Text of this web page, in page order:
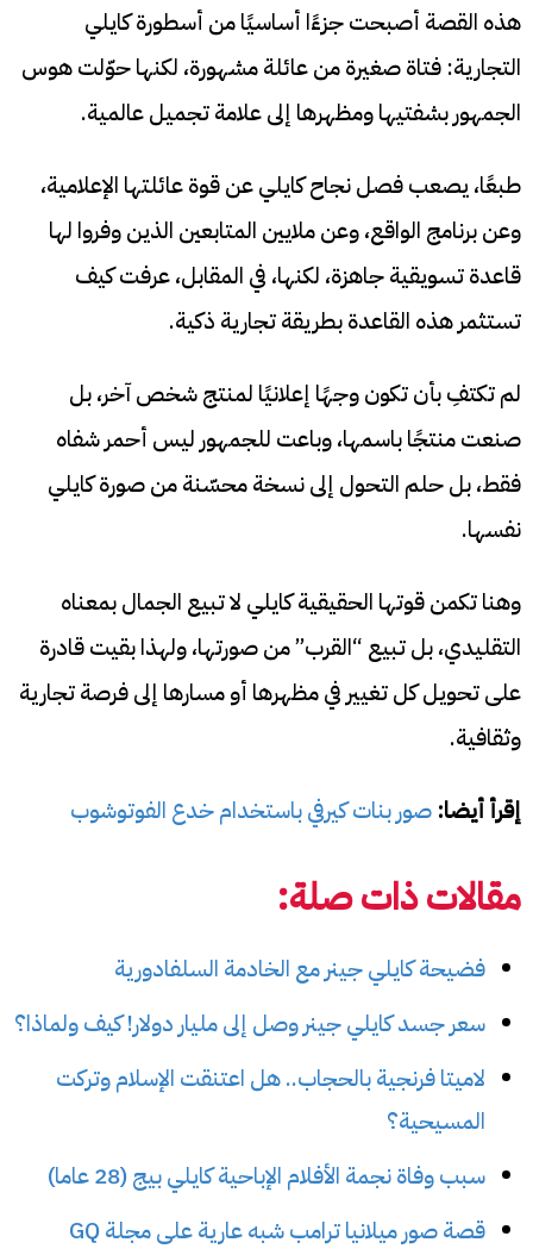
هذه القصة أصبحت جزءًا أساسيًا من أسطورة كايلي
التجارية: فتاة صغيرة من عائلة مشهورة، لكنها حوّلت هوس
الجمهور بشفتيها ومظهرها إلى علامة تجميل عالمية.
طبعًا، يصعب فصل نجاح كايلي عن قوة عائلتها الإعلامية،
وعن برنامج الواقع، وعن ملايين المتابعين الذين وفروا لها
قاعدة تسويقية جاهزة، لكنها، في المقابل، عرفت كيف
تستثمر هذه القاعدة بطريقة تجارية ذكية.
لم تكتفِ بأن تكون وجهًا إعلانيًا لمنتج شخص آخر، بل
صنعت منتجًا باسمها، وباعت للجمهور ليس أحمر شفاه
فقط، بل حلم التحول إلى نسخة محسّنة من صورة كايلي
نفسها.
وهنا تكمن قوتها الحقيقية كايلي لا تبيع الجمال بمعناه
التقليدي، بل تبيع “القرب” من صورتها، ولهذا بقيت قادرة
على تحويل كل تغيير في مظهرها أو مسارها إلى فرصة تجارية
وثقافية.
إقرأ أيضا: صور بنات كيرفي باستخدام خدع الفوتوشوب
مقالات ذات صلة:
فضيحة كايلي جينر مع الخادمة السلفادورية
سعر جسد كايلي جينر وصل إلى مليار دولار! كيف ولماذا؟
لاميتا فرنجية بالحجاب.. هل اعتنقت الإسلام وتركت
المسيحية؟
سبب وفاة نجمة الأفلام الإباحية كايلي بيج (28 عاما)
قصة صور ميلانيا ترامب شبه عارية على مجلة GQ